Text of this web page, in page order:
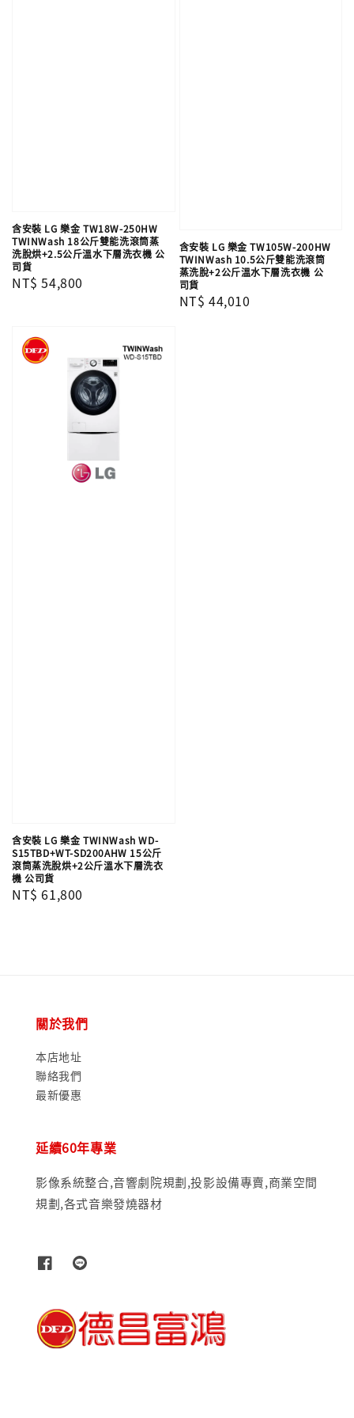
含安裝 LG 樂金 TW18W-250HW
TWINWash 18公斤雙能洗滾筒蒸
洗脫烘+2.5公斤溫水下層洗衣機 公
司貨
Regular
NT$ 54,800
含安裝 LG 樂金 TW105W-200HW
TWINWash 10.5公斤雙能洗滾筒
蒸洗脫+2公斤溫水下層洗衣機 公
司貨
Regular
NT$ 44,010
含安裝 LG 樂金 TWINWash WD-
S15TBD+WT-SD200AHW 15公斤
滾筒蒸洗脫烘+2公斤溫水下層洗衣
機 公司貨
Regular
NT$ 61,800
關於我們
本店地址
聯絡我們
最新優惠
延續60年專業
影像系統整合,音響劇院規劃,投影設備專賣,商業空間
規劃,各式音樂發燒器材